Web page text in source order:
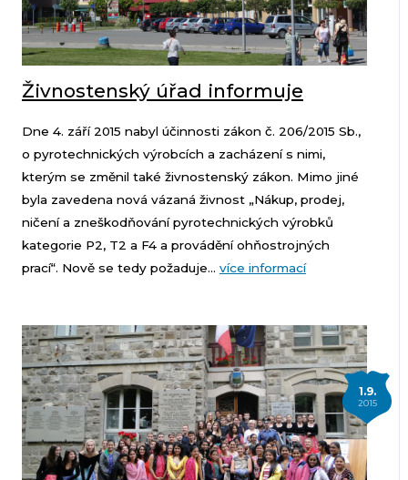
Živnostenský úřad informuje
Dne 4. září 2015 nabyl účinnosti zákon č. 206/2015 Sb.,
o pyrotechnických výrobcích a zacházení s nimi,
kterým se změnil také živnostenský zákon. Mimo jiné
byla zavedena nová vázaná živnost „Nákup, prodej,
ničení a zneškodňování pyrotechnických výrobků
kategorie P2, T2 a F4 a provádění ohňostrojných
prací“. Nově se tedy požaduje... více informací
1.9.
2015